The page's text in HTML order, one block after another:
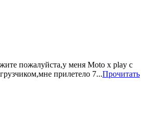
пожалуйста,у меня Moto x play с
прилетело 7...Прочитать